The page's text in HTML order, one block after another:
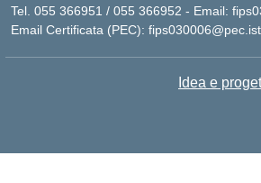
Tel. 055 366951 / 055 366952 - Email:
Email Certificata (PEC):
Idea e